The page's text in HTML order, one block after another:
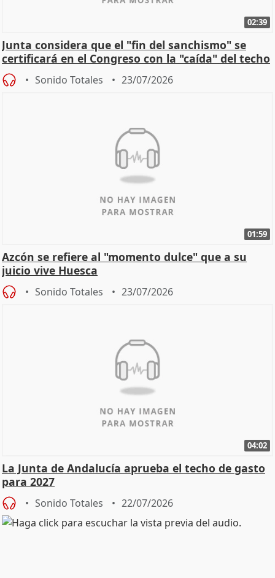
02:39
Junta considera que el "fin del sanchismo" se
certificará en el Congreso con la "caída" del techo
de
Sonido Totales 23/07/2026
01:59
Azcón se refiere al "momento dulce" que a su
juicio vive Huesca
Sonido Totales 23/07/2026
04:02
La Junta de Andalucía aprueba el techo de gasto
para 2027
Sonido Totales 22/07/2026